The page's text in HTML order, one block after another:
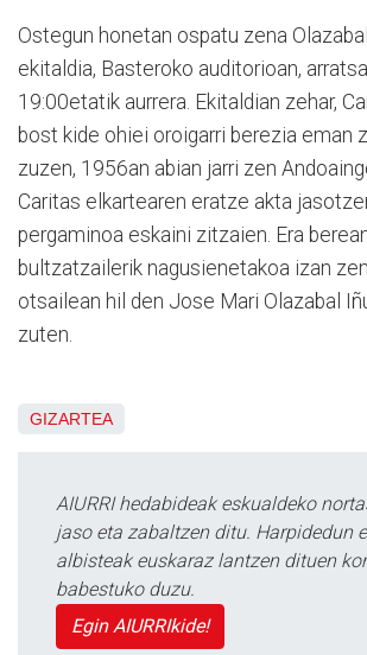
Ostegun honetan ospatu zena
ekitaldia, Basteroko auditorioan,
19:00etatik aurrera. Ekitaldian zehar,
bost kide ohiei oroigarri berezia eman
zuzen, 1956an abian jarri zen
Caritas elkartearen eratze akta
pergaminoa eskaini zitzaien. Era
bultzatzailerik nagusienetakoa izan
otsailean hil den Jose Mari Olazabal
zuten.
GIZARTEA
AIURRI hedabideak eskualdeko
jaso eta zabaltzen ditu. Harpidedun
albisteak euskaraz lantzen dituen
babestuko duzu.
Egin AIURRIkide!